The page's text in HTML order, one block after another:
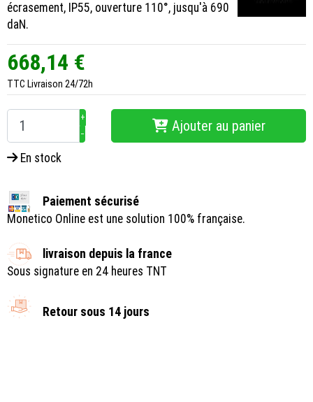
écrasement, IP55, ouverture 110°, jusqu'à 690
daN.
668,14 €
TTC Livraison 24/72h
+
−
Ajouter au panier
En stock
Paiement sécurisé
Monetico Online est une solution 100% française.
livraison depuis la france
Sous signature en 24 heures TNT
Retour sous 14 jours